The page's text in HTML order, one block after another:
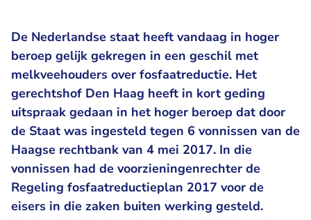
De Nederlandse staat heeft vandaag in hoger
beroep gelijk gekregen in een geschil met
melkveehouders over fosfaatreductie. Het
gerechtshof Den Haag heeft in kort geding
uitspraak gedaan in het hoger beroep dat door
de Staat was ingesteld tegen 6 vonnissen van de
Haagse rechtbank van 4 mei 2017. In die
vonnissen had de voorzieningenrechter de
Regeling fosfaatreductieplan 2017 voor de
eisers in die zaken buiten werking gesteld.